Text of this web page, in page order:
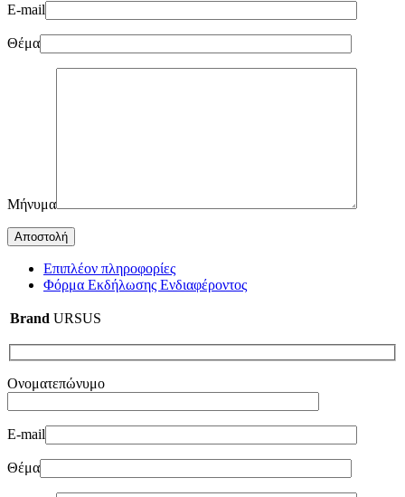
E-mail
Θέμα
Μήνυμα
Επιπλέον πληροφορίες
Φόρμα Εκδήλωσης Ενδιαφέροντος
Brand URSUS
Ονοματεπώνυμο
E-mail
Θέμα